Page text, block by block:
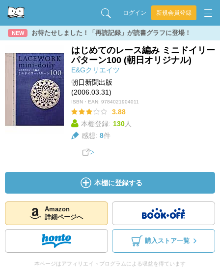
ログイン 新規会員登録
NEW お待たせしました！「再読記録」が読書グラフに登場！
はじめてのレース編み ミニドイリー
パターン100 (朝日オリジナル)
E&Gクリエイツ
朝日新聞出版
(2006.03.31)
ISBN・EAN: 9784021904011
3.88
本棚登録: 130人
感想: 8件
本棚に登録する
Amazon
詳細ページへ
購入ストア一覧
本ページはアフィリエイトプログラムによる収益を得ています